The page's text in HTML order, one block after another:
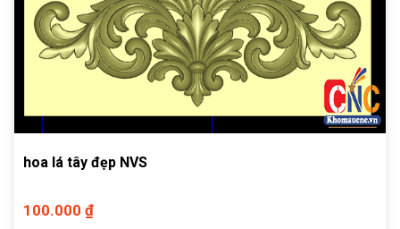
hoa lá tây đẹp NVS
100.000 ₫